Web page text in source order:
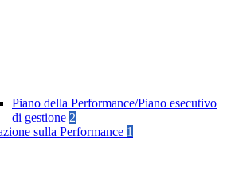
Piano della Performance/Piano esecutivo
di gestione 2
sulla Performance 1